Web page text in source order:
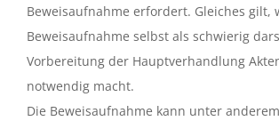
Beweisaufnahme erfordert. Gleiches gilt,
Beweisaufnahme selbst als schwierig
Vorbereitung der Hauptverhandlung
notwendig macht.
Die Beweisaufnahme kann unter